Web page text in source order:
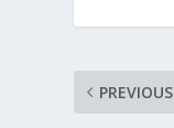
PREVIOUS